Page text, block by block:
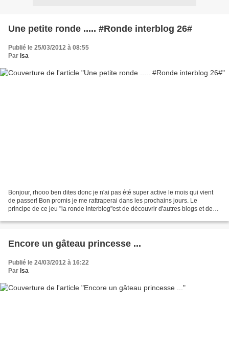
Une petite ronde ..... #Ronde interblog 26#
Publié le 25/03/2012 à 08:55
Par Isa
Bonjour, rhooo ben dites donc je n'ai pas été super active le mois qui vient
de passer! Bon promis je me rattraperai dans les prochains jours. Le
principe de ce jeu "la ronde interblog"est de découvrir d'autres blogs et de
Encore un gâteau princesse ...
Publié le 24/03/2012 à 16:22
Par Isa